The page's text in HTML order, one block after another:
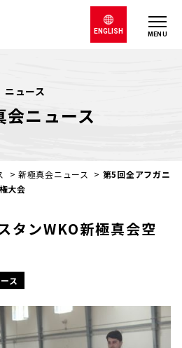
MENU
ENGLISH
ニュース
会ニュース
>新極真会ニュース > 第5回全アフガニ
大会
タンWKO新極真会空
ス